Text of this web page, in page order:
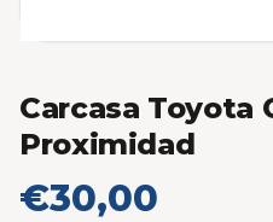
Carcasa Toyota
Proximidad
€30,00